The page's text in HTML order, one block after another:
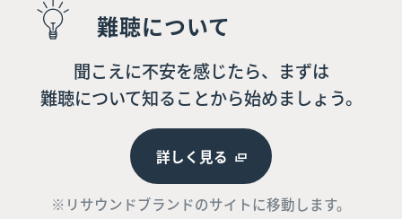
難聴について
聞こえに不安を感じたら、まずは
難聴について知ることから始めましょう。
詳しく見る
※リサウンドブランドのサイトに移動します。